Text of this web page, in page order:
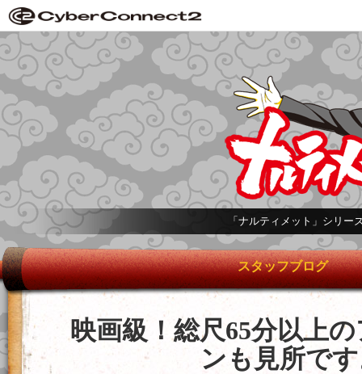
「ナルティメット」シリ
スタッフブログ
映画級！総尺65分以上
ンも見所で